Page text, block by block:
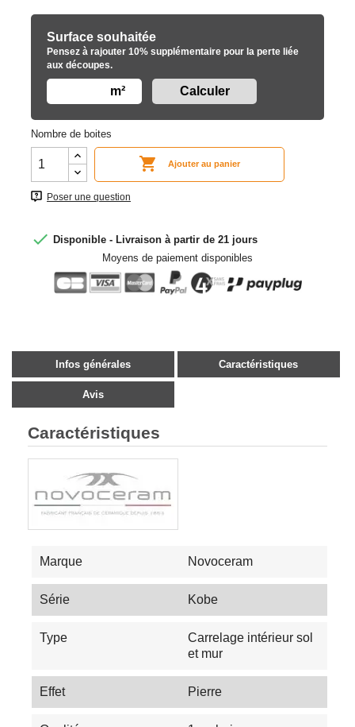
Surface souhaitée
Pensez à rajouter 10% supplémentaire pour la perte liée
aux découpes.
m²
Nombre de boites
 Ajouter au panier
Poser une question
 Disponible - Livraison à partir de 21 jours
Moyens de paiement disponibles
Infos générales Caractéristiques
Avis
Caractéristiques
Marque Novoceram
Série Kobe
Type
Carrelage intérieur sol
et mur
Effet Pierre